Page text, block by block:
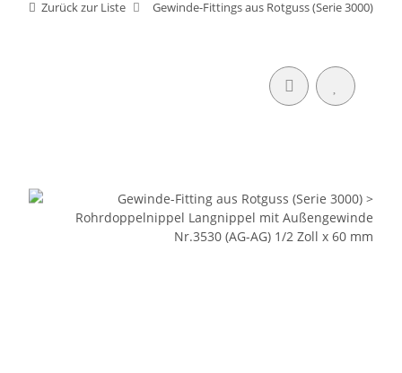
Zurück zur Liste Gewinde-Fittings aus Rotguss (Serie 3000)